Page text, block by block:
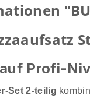
Profi-
Set 2‑teilig